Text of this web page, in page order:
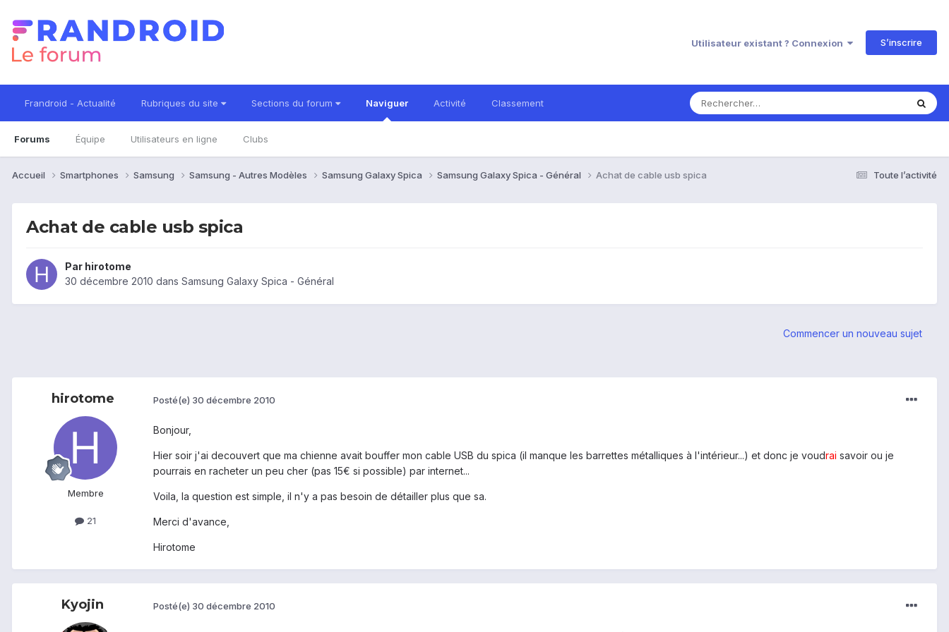
Utilisateur existant ? Connexion S’inscrire
Frandroid - Actualité Rubriques du site Sections du forum Naviguer
Forums Équipe Utilisateurs en ligne Clubs
Activité Classement
Toute l’activité
Accueil Smartphones Samsung Samsung - Autres Modèles Samsung Galaxy Spica Samsung Galaxy Spica - Général Achat de cable usb spica
Achat de cable usb spica
Par hirotome
30 décembre 2010 dans Samsung Galaxy Spica - Général
Commencer un nouveau sujet
hirotome
Membre
21
Posté(e) 30 décembre 2010
Bonjour,
Hier soir j'ai decouvert que ma chienne avait bouffer mon cable USB du spica (il manque les barrettes métalliques à l'intérieur...) et donc je voudrai savoir ou je
pourrais en racheter un peu cher (pas 15€ si possible) par internet...
Voila, la question est simple, il n'y a pas besoin de détailler plus que sa.
Merci d'avance,
Hirotome
Kyojin Posté(e) 30 décembre 2010